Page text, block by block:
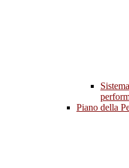
Piano della